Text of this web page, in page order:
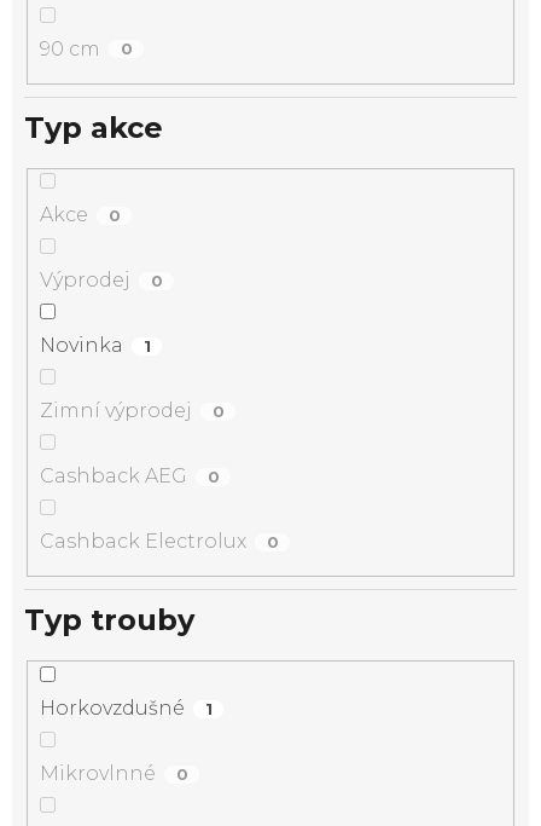
90 cm 0
Typ akce
Akce 0
Výprodej 0
Novinka 1
Zimní výprodej 0
Cashback AEG 0
Cashback Electrolux 0
Typ trouby
Horkovzdušné 1
Mikrovlnné 0